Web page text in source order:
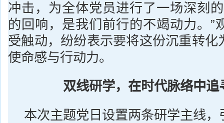
冲击，为全体党员进行了一场深刻
的回响，是我们前行的不竭动力。”
受触动，纷纷表示要将这份沉重转化
使命感与行动力。
双线研学，在时代脉络中追
本次主题党日设置两条研学主线